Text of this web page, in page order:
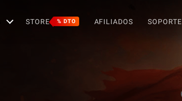
STORE % DTO AFILIADOS SOPORTE